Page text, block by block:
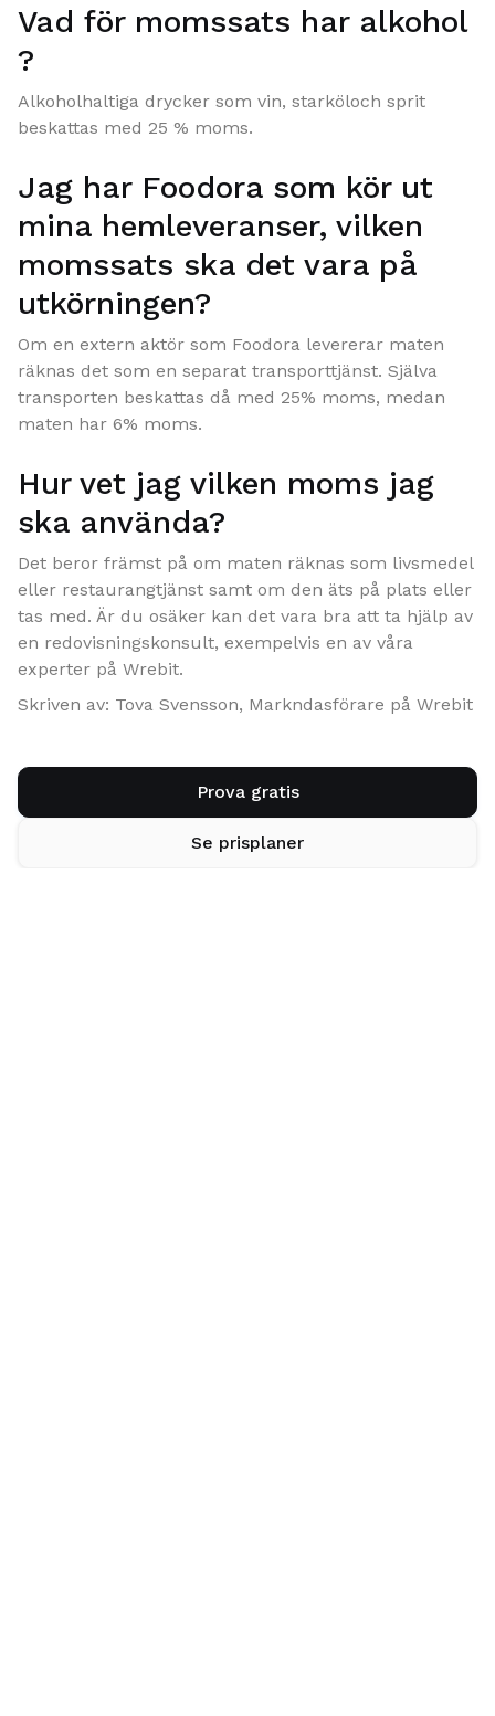
Vad för momssats har alkohol
?
Alkoholhaltiga drycker som vin, starköloch sprit
beskattas med 25 % moms.
Jag har Foodora som kör ut
mina hemleveranser, vilken
momssats ska det vara på
utkörningen?
Om en extern aktör som Foodora levererar maten
räknas det som en separat transporttjänst. Själva
transporten beskattas då med 25% moms, medan
maten har 6% moms.
Hur vet jag vilken moms jag
ska använda?
Det beror främst på om maten räknas som livsmedel
eller restaurangtjänst samt om den äts på plats eller
tas med. Är du osäker kan det vara bra att ta hjälp av
en redovisningskonsult, exempelvis en av våra
experter på Wrebit.
Skriven av: Tova Svensson, Markndasförare på Wrebit
Prova gratis
Se prisplaner